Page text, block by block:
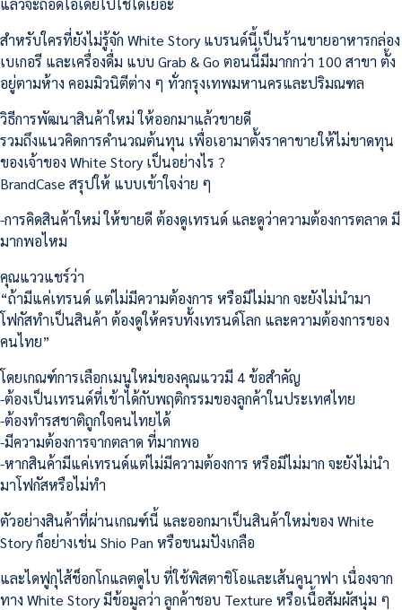
แล้วจะถอดไอเดียไปใช้ได้เยอะ
สำหรับใครที่ยังไม่รู้จัก White Story แบรนด์นี้เป็นร้านขายอาหารกล่อง
เบเกอรี และเครื่องดื่ม แบบ Grab & Go ตอนนี้มีมากกว่า 100 สาขา ตั้ง
อยู่ตามห้าง คอมมิวนิตีต่าง ๆ ทั่วกรุงเทพมหานครและปริมณฑล
วิธีการพัฒนาสินค้าใหม่ ให้ออกมาแล้วขายดี
รวมถึงแนวคิดการคำนวณต้นทุน เพื่อเอามาตั้งราคาขายให้ไม่ขาดทุน
ของเจ้าของ White Story เป็นอย่างไร ?
BrandCase สรุปให้ แบบเข้าใจง่าย ๆ
-การคิดสินค้าใหม่ ให้ขายดี ต้องดูเทรนด์ และดูว่าความต้องการตลาด มี
มากพอไหม
คุณแววแชร์ว่า
“ถ้ามีแค่เทรนด์ แต่ไม่มีความต้องการ หรือมีไม่มาก จะยังไม่นำมา
โฟกัสทำเป็นสินค้า ต้องดูให้ครบทั้งเทรนด์โลก และความต้องการของ
คนไทย”
โดยเกณฑ์การเลือกเมนูใหม่ของคุณแววมี 4 ข้อสำคัญ
-ต้องเป็นเทรนด์ที่เข้าได้กับพฤติกรรมของลูกค้าในประเทศไทย
-ต้องทำรสชาติถูกใจคนไทยได้
-มีความต้องการจากตลาด ที่มากพอ
-หากสินค้ามีแค่เทรนด์แต่ไม่มีความต้องการ หรือมีไม่มาก จะยังไม่นำ
มาโฟกัสหรือไม่ทำ
ตัวอย่างสินค้าที่ผ่านเกณฑ์นี้ และออกมาเป็นสินค้าใหม่ของ White
Story ก็อย่างเช่น Shio Pan หรือขนมปังเกลือ
และไดฟูกุไส้ช็อกโกแลตดูไบ ที่ใช้พิสตาชิโอและเส้นคูนาฟา เนื่องจาก
ทาง White Story มีข้อมูลว่า ลูกค้าชอบ Texture หรือเนื้อสัมผัสนุ่ม ๆ